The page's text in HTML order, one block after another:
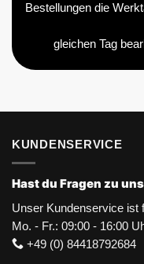
Bestellungen die
gleichen Tag
KUNDENSERVICE
Hast du Fragen zu
Unser Kundenservice ist
Mo. - Fr.: 09:00 - 16:00
+49 (0) 84418792684